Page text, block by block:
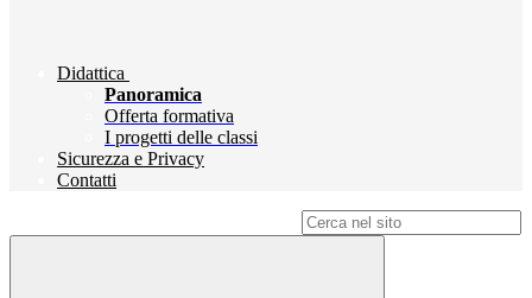
Didattica
Panoramica
Offerta formativa
I progetti delle classi
Sicurezza e Privacy
Contatti